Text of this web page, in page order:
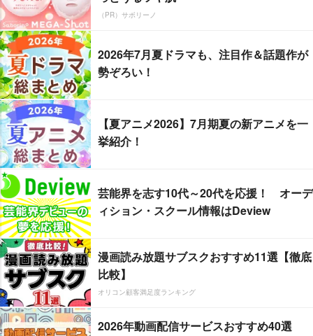
（PR）サボリーノ
2026年7月夏ドラマも、注目作＆話題作が
勢ぞろい！
【夏アニメ2026】7月期夏の新アニメを一
挙紹介！
芸能界を志す10代～20代を応援！ オーデ
ィション・スクール情報はDeview
漫画読み放題サブスクおすすめ11選【徹底
比較】
オリコン顧客満足度ランキング
2026年動画配信サービスおすすめ40選